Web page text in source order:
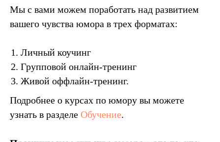
Мы с вами можем поработать над развитием
вашего чувства юмора в трех форматах:
Личный коучинг
Групповой онлайн-тренинг
Живой оффлайн-тренинг.
Подробнее о курсах по юмору вы можете
узнать в разделе Обучение.